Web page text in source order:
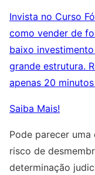
Invista no Curso
como vender de
baixo
grande estrutura.
apenas 20
Saiba Mais!
Pode parecer
risco de
determinação